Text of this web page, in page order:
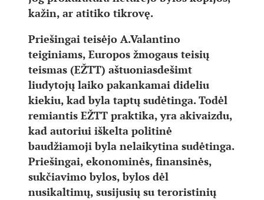
kažin, ar atitiko tikrovę.
Priešingai teisėjo A.Valantino
teiginiams, Europos žmogaus teisių
teismas (EŽTT) aštuoniasdešimt
liudytojų laiko pakankamai dideliu
kiekiu, kad byla taptų sudėtinga. Todėl
remiantis EŽTT praktika, yra akivaizdu,
kad autoriui iškelta politinė
baudžiamoji byla nelaikytina sudėtinga.
Priešingai, ekonominės, finansinės,
sukčiavimo bylos, bylos dėl
nusikaltimų, susijusių su teroristinių